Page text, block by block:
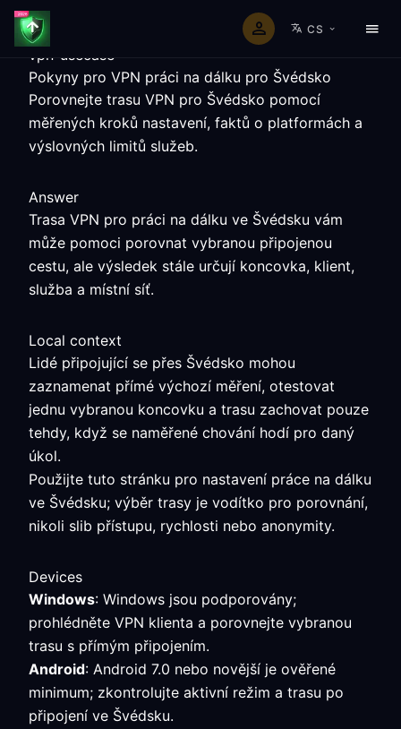
CS
vpn-usecase
Pokyny pro VPN práci na dálku pro Švédsko
Porovnejte trasu VPN pro Švédsko pomocí
měřených kroků nastavení, faktů o platformách a
výslovných limitů služeb.
Answer
Trasa VPN pro práci na dálku ve Švédsku vám
může pomoci porovnat vybranou připojenou
cestu, ale výsledek stále určují koncovka, klient,
služba a místní síť.
Local context
Lidé připojující se přes Švédsko mohou
zaznamenat přímé výchozí měření, otestovat
jednu vybranou koncovku a trasu zachovat pouze
tehdy, když se naměřené chování hodí pro daný
úkol.
Použijte tuto stránku pro nastavení práce na dálku
ve Švédsku; výběr trasy je vodítko pro porovnání,
nikoli slib přístupu, rychlosti nebo anonymity.
Devices
Windows: Windows jsou podporovány;
prohlédněte VPN klienta a porovnejte vybranou
trasu s přímým připojením.
Android: Android 7.0 nebo novější je ověřené
minimum; zkontrolujte aktivní režim a trasu po
připojení ve Švédsku.